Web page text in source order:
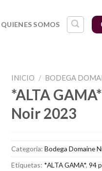
QUIENES SOMOS
INICIO / BODEGA
*ALTA
Noir 2023
Categoría:Bodega Domaine
Etiquetas: *ALTA GAMA*,94